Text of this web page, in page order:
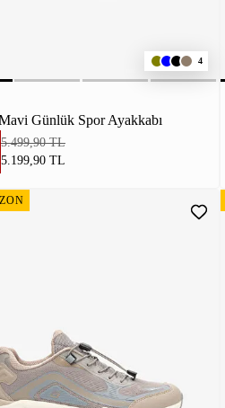
4
Günlük Spor Ayakkabı
5.499,90 TL
5.199,90 TL